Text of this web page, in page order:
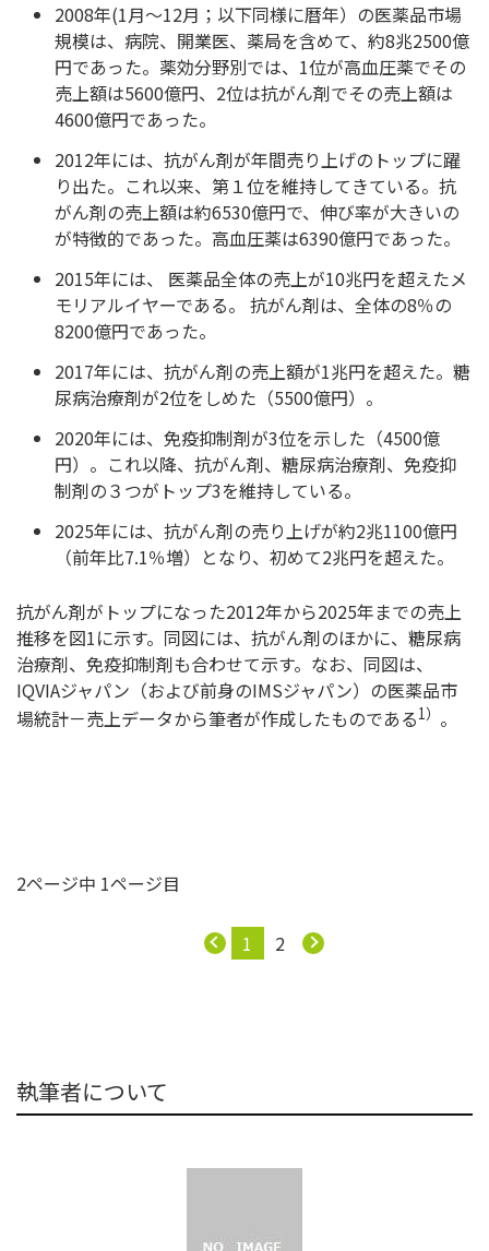
2008年(1月～12月；以下同様に暦年）の医薬品市場
規模は、病院、開業医、薬局を含めて、約8兆2500億
円であった。薬効分野別では、1位が高血圧薬でその
売上額は5600億円、2位は抗がん剤でその売上額は
4600億円であった。
2012年には、抗がん剤が年間売り上げのトップに躍
り出た。これ以来、第１位を維持してきている。抗
がん剤の売上額は約6530億円で、伸び率が大きいの
が特徴的であった。高血圧薬は6390億円であった。
2015年には、 医薬品全体の売上が10兆円を超えたメ
モリアルイヤーである。 抗がん剤は、全体の8％の
8200億円であった。
2017年には、抗がん剤の売上額が1兆円を超えた。糖
尿病治療剤が2位をしめた（5500億円）。
2020年には、免疫抑制剤が3位を示した（4500億
円）。これ以降、抗がん剤、糖尿病治療剤、免疫抑
制剤の３つがトップ3を維持している。
2025年には、抗がん剤の売り上げが約2兆1100億円
（前年比7.1％増）となり、初めて2兆円を超えた。
抗がん剤がトップになった2012年から2025年までの売上
推移を図1に示す。同図には、抗がん剤のほかに、糖尿病
治療剤、免疫抑制剤も合わせて示す。なお、同図は、
IQVIAジャパン（および前身のIMSジャパン）の医薬品市
場統計－売上データから筆者が作成したものである1） 。
2ページ中 1ページ目
1 2
執筆者について